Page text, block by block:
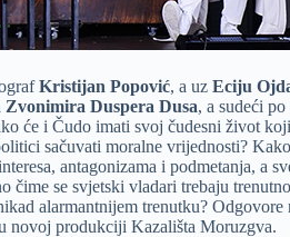
Kristijan Popović, a uz Eciju
Zvonimira Duspera Dusa, a sudeći
će i Čudo imati svoj čudesni život
sačuvati moralne vrijednosti?
antagonizama i podmetanja, a
se svjetski vladari trebaju
alarmantnijem trenutku? Odgovore
novoj produkciji Kazališta Moruzgva.